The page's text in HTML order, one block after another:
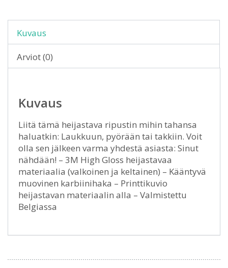
Kuvaus
Arviot (0)
Kuvaus
Liitä tämä heijastava ripustin mihin tahansa
haluatkin: Laukkuun, pyörään tai takkiin. Voit
olla sen jälkeen varma yhdestä asiasta: Sinut
nähdään! – 3M High Gloss heijastavaa
materiaalia (valkoinen ja keltainen) – Kääntyvä
muovinen karbiinihaka – Printtikuvio
heijastavan materiaalin alla – Valmistettu
Belgiassa